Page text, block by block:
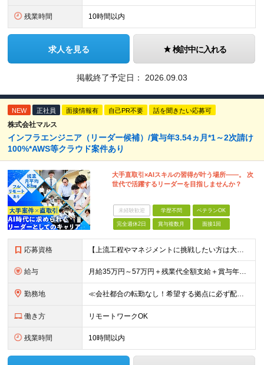
残業時間 10時間以内
求人を見る 検討中に入れる
掲載終了予定日： 2026.09.03
NEW 正社員 面接情報有 自己PR不要 話を聞きたい応募可
株式会社マルス
インフラエンジニア（リーダー候補）/賞与年3.54ヵ月*1～2次請け
100%*AWS等クラウド案件あり
大手直取引×AIスキルの習得が叶う場所――。 次
世代で活躍するリーダーを目指しませんか？
未経験歓迎 学歴不問 ベテランOK
完全週休2日 賞与複数月 面接1回
応募資格 【上流工程やマネジメントに挑戦したい方は大歓迎です！】 ★インフラエンジニアとしての実務経験をお持ちの方 ★上記に加え、下記いずれかに該当する方 ・チームのリーダー／サブリーダーの経験をお持ちの方 ・
給与 月給35万円～57万円＋残業代全額支給＋賞与年3.45ヵ月(リーダー経験者) 月給32万円～43万円＋残業代全額支給＋賞与年3.45ヵ月(実務経験者) 入社時想定年収： 490万円～798万円(リー
勤務地 ≪会社都合の転勤なし！希望する拠点に必ず配属します。新潟Uターン・Iターン大歓迎！≫ 首都圏(東京、神奈川、千葉、埼玉)または新潟市、長岡市周辺のお客様先または各拠点での勤務となります。 ■東京支社
働き方 リモートワークOK
残業時間 10時間以内